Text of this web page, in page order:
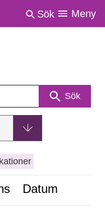
Sök Meny
Sök
Datum